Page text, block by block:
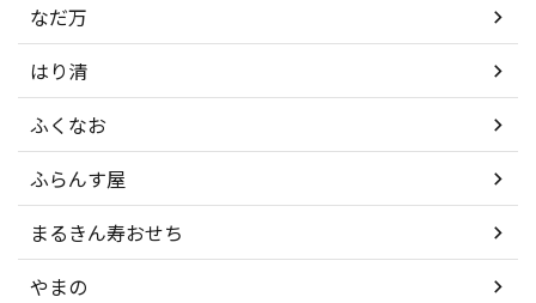
なだ万
はり清
ふくなお
ふらんす屋
まるきん寿おせち
やまの